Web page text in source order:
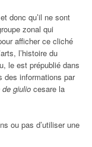
donc qu’il ne sont
zonal qui
afficher ce cliché
l’histoire du
le est prépublié dans
des informations par
giulio cesare la
ou pas d’utiliser une